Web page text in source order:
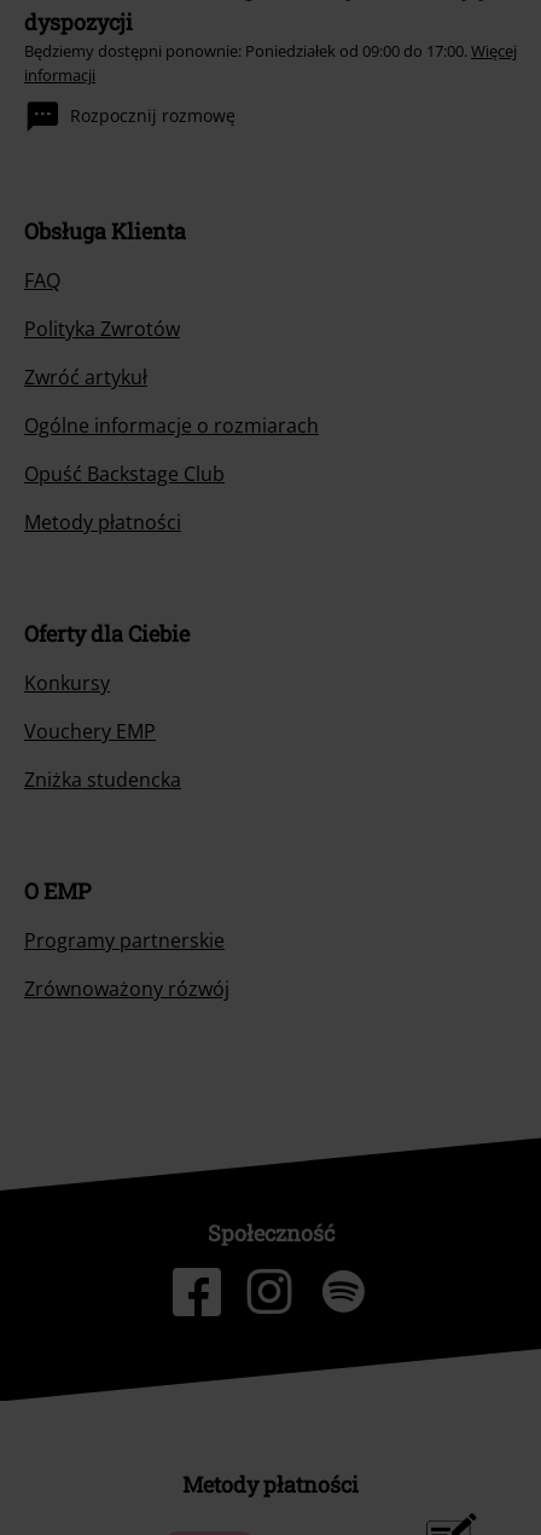
dyspozycji
Będziemy dostępni ponownie: Poniedziałek od 09:00 do 17:00. Więcej
informacji
Rozpocznij rozmowę
Obsługa Klienta
FAQ
Polityka Zwrotów
Zwróć artykuł
Ogólne informacje o rozmiarach
Opuść Backstage Club
Metody płatności
Oferty dla Ciebie
Konkursy
Vouchery EMP
Zniżka studencka
O EMP
Programy partnerskie
Zrównoważony rózwój
Społeczność
Metody płatności